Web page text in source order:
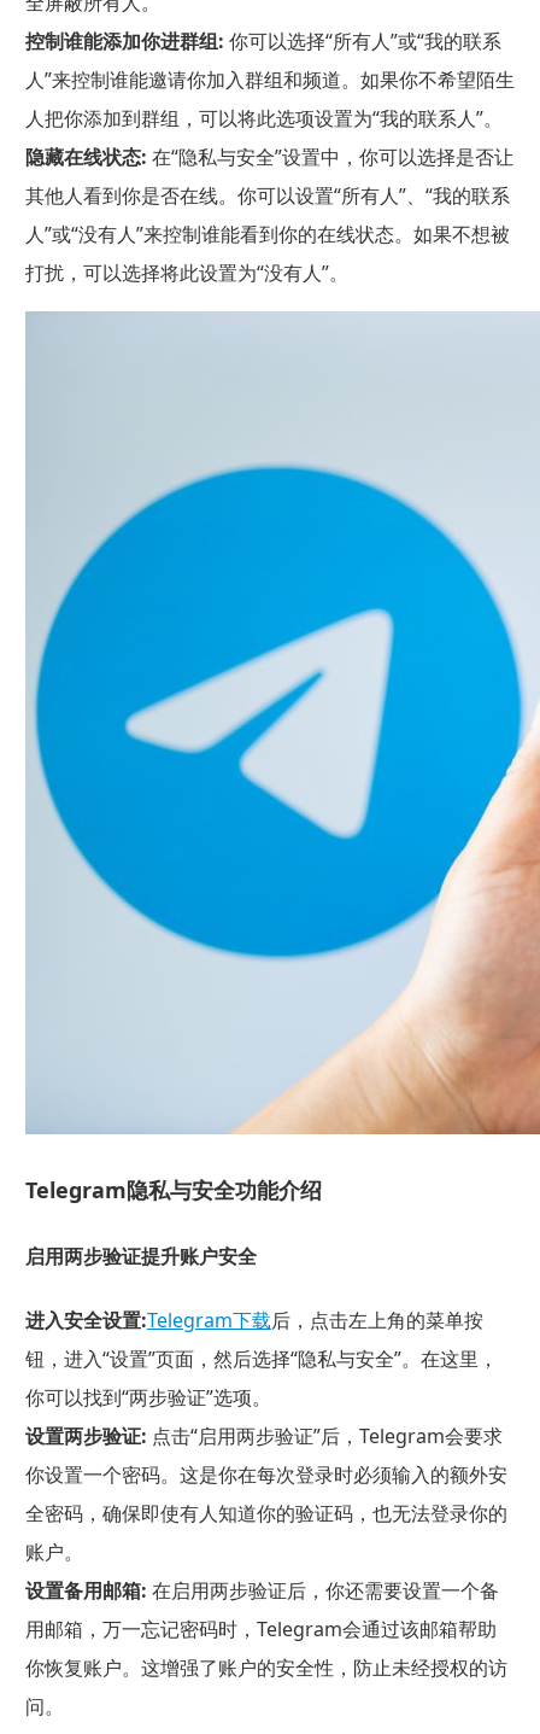
控制谁能添加你进群组: 你可以选择“所有人”或“我的联系
人”来控制谁能邀请你加入群组和频道。如果你不希望陌生
人把你添加到群组，可以将此选项设置为“我的联系人”。
隐藏在线状态: 在“隐私与安全”设置中，你可以选择是否让
其他人看到你是否在线。你可以设置“所有人”、“我的联系
人”或“没有人”来控制谁能看到你的在线状态。如果不想被
打扰，可以选择将此设置为“没有人”。
Telegram隐私与安全功能介绍
启用两步验证提升账户安全
进入安全设置:Telegram下载后，点击左上角的菜单按
钮，进入“设置”页面，然后选择“隐私与安全”。在这里，
你可以找到“两步验证”选项。
设置两步验证: 点击“启用两步验证”后，Telegram会要求
你设置一个密码。这是你在每次登录时必须输入的额外安
全密码，确保即使有人知道你的验证码，也无法登录你的
账户。
设置备用邮箱: 在启用两步验证后，你还需要设置一个备
用邮箱，万一忘记密码时，Telegram会通过该邮箱帮助
你恢复账户。这增强了账户的安全性，防止未经授权的访
问。